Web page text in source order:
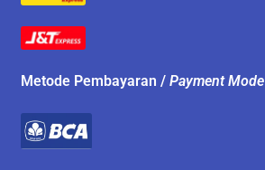
Metode Pembayaran / Payment Mode